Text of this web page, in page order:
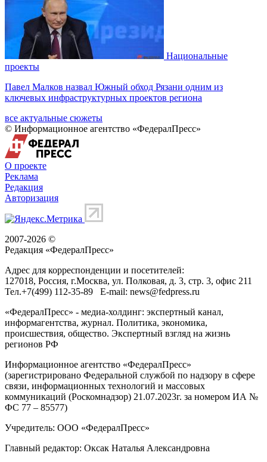
Национальные
проекты
Павел Малков назвал Южный обход Рязани одним из
ключевых инфраструктурных проектов региона
все актуальные сюжеты
© Информационное агентство «ФедералПресс»
О проекте
Реклама
Редакция
Авторизация
2007-2026 ©
Редакция «ФедералПресс»
Адрес для корреспонденции и посетителей:
127018, Россия, г.Москва, ул. Полковая, д. 3, стр. 3, офис 211
Тел.+7(499) 112-35-89 E-mail: news@fedpress.ru
«ФедералПресс» - медиа-холдинг: экспертный канал,
информагентства, журнал. Политика, экономика,
происшествия, общество. Экспертный взгляд на жизнь
регионов РФ
Информационное агентство «ФедералПресс»
(зарегистрировано Федеральной службой по надзору в сфере
связи, информационных технологий и массовых
коммуникаций (Роскомнадзор) 21.07.2023г. за номером ИА №
ФС 77 – 85577)
Учредитель: ООО «ФедералПресс»
Главный редактор: Оксак Наталья Александровна